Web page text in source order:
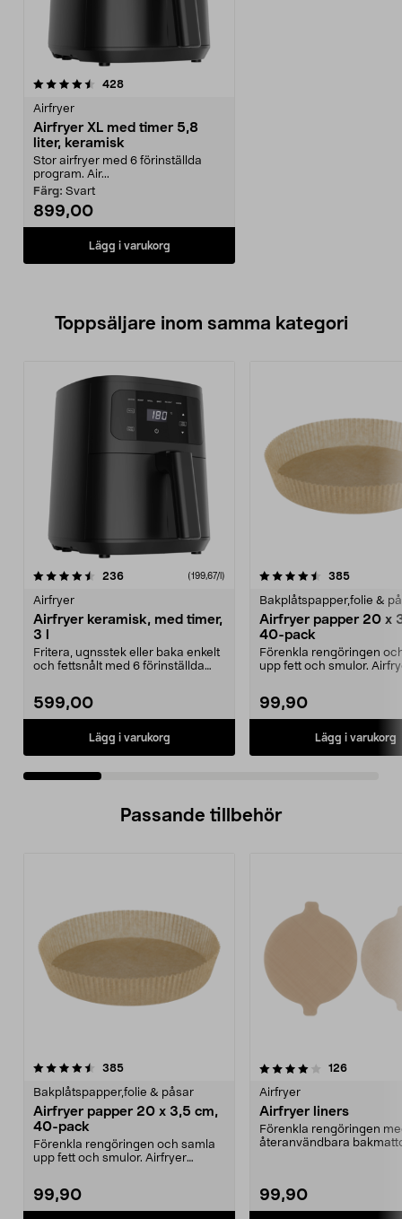
428recensioner
Airfryer
Airfryer XL med timer 5,8
liter, keramisk
Stor airfryer med 6 förinställda
program. Air...
Färg: Svart
899,00
Lägg i varukorg
Toppsäljare inom samma kategori
236recensioner (199,67/l)
Airfryer
Airfryer keramisk, med timer,
3 l
Fritera, ugnsstek eller baka enkelt
och fettsnålt med 6 förinställda
599,00
Lägg i varukorg
4.5 av 5 stjärnor 385
Bakplåtspapper,folie &
Airfryer papper 20 x
40-pack
Förenkla rengöringen
upp fett och smulor.
99,90
Lägg i varukorg
4.5 av 5 stjärnor
Passande tillbehör
385recensioner
Bakplåtspapper,folie & påsar
Airfryer papper 20 x 3,5 cm,
40-pack
Förenkla rengöringen och samla
upp fett och smulor. Airfryer
99,90
4.0av 5 stjärnor 126
Airfryer
Airfryer liners
Förenkla rengöringen
återanvändbara
99,90
4.0av 5 stjärnor